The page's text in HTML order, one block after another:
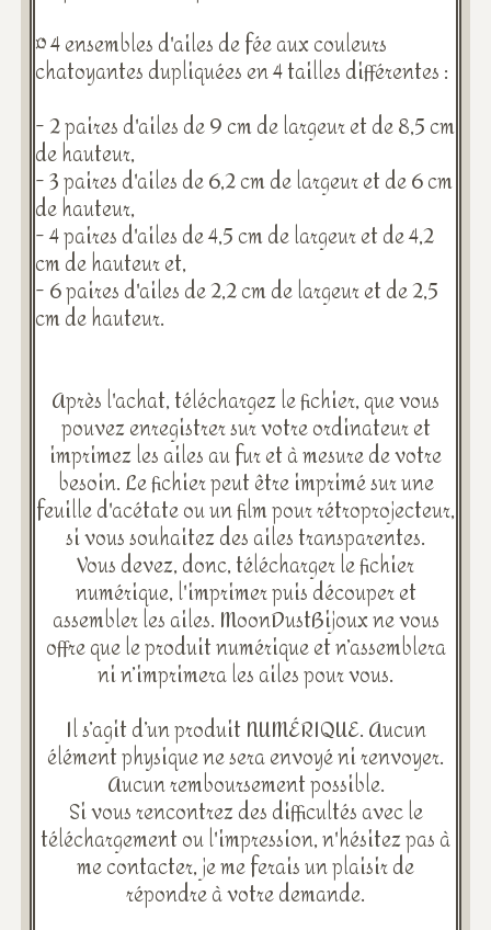
¤ 4 ensembles d'ailes de fée aux couleurs
chatoyantes dupliquées en 4 tailles différentes :
- 2 paires d'ailes de 9 cm de largeur et de 8,5 cm
de hauteur,
- 3 paires d'ailes de 6,2 cm de largeur et de 6 cm
de hauteur,
- 4 paires d'ailes de 4,5 cm de largeur et de 4,2
cm de hauteur et,
- 6 paires d'ailes de 2,2 cm de largeur et de 2,5
cm de hauteur.
Après l'achat, téléchargez le fichier, que vous
pouvez enregistrer sur votre ordinateur et
imprimez les ailes au fur et à mesure de votre
besoin. Le fichier peut être imprimé sur une
feuille d'acétate ou un film pour rétroprojecteur,
si vous souhaitez des ailes transparentes.
Vous devez, donc, télécharger le fichier
numérique, l'imprimer puis découper et
assembler les ailes. MoonDustBijoux ne vous
offre que le produit numérique et n’assemblera
ni n’imprimera les ailes pour vous.
Il s’agit d’un produit NUMÉRIQUE. Aucun
élément physique ne sera envoyé ni renvoyer.
Aucun remboursement possible.
Si vous rencontrez des difficultés avec le
téléchargement ou l'impression, n'hésitez pas à
me contacter, je me ferais un plaisir de
répondre à votre demande.